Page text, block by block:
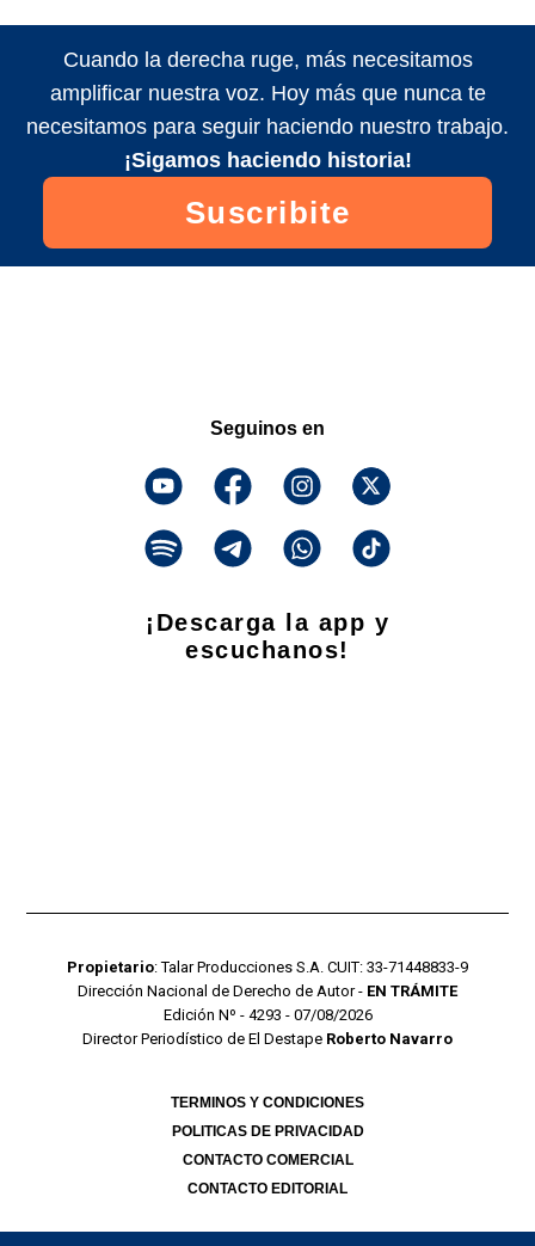
Cuando la derecha ruge, más necesitamos
amplificar nuestra voz. Hoy más que nunca te
necesitamos para seguir haciendo nuestro trabajo.
¡Sigamos haciendo historia!
Suscribite
Seguinos en
¡Descarga la app y
escuchanos!
Propietario: Talar Producciones S.A. CUIT: 33-71448833-9
Dirección Nacional de Derecho de Autor - EN TRÁMITE
Edición Nº - 4293 - 07/08/2026
Director Periodístico de El Destape Roberto Navarro
TERMINOS Y CONDICIONES
POLITICAS DE PRIVACIDAD
CONTACTO COMERCIAL
CONTACTO EDITORIAL